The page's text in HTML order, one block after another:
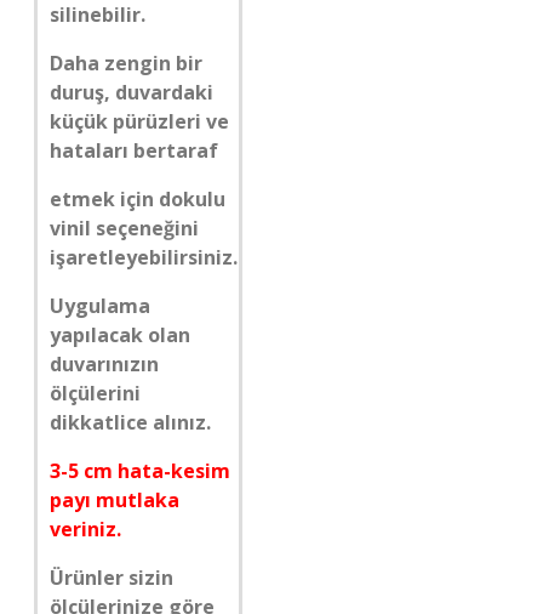
silinebilir.
Daha zengin bir
duruş, duvardaki
küçük pürüzleri ve
hataları bertaraf
etmek için dokulu
vinil seçeneğini
işaretleyebilirsiniz.
Uygulama
yapılacak olan
duvarınızın
ölçülerini
dikkatlice alınız.
3-5 cm hata-kesim
payı mutlaka
veriniz.
Ürünler sizin
ölçülerinize göre